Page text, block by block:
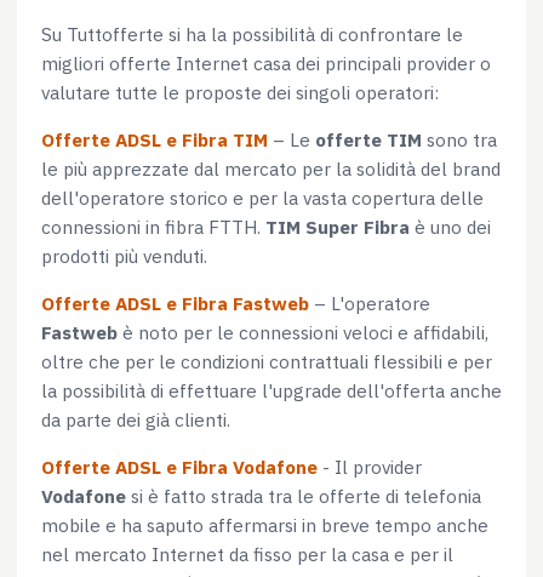
Su Tuttofferte si ha la possibilità di confrontare le
migliori offerte Internet casa dei principali provider o
valutare tutte le proposte dei singoli operatori:
Offerte ADSL e Fibra TIM – Le offerte TIM sono tra
le più apprezzate dal mercato per la solidità del brand
dell'operatore storico e per la vasta copertura delle
connessioni in fibra FTTH. TIM Super Fibra è uno dei
prodotti più venduti.
Offerte ADSL e Fibra Fastweb – L'operatore
Fastweb è noto per le connessioni veloci e affidabili,
oltre che per le condizioni contrattuali flessibili e per
la possibilità di effettuare l'upgrade dell'offerta anche
da parte dei già clienti.
Offerte ADSL e Fibra Vodafone - Il provider
Vodafone si è fatto strada tra le offerte di telefonia
mobile e ha saputo affermarsi in breve tempo anche
nel mercato Internet da fisso per la casa e per il